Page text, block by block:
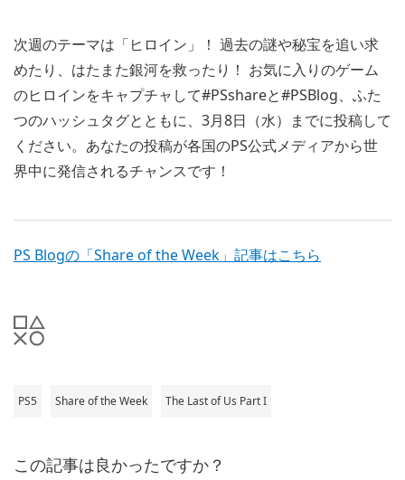
次週のテーマは「ヒロイン」！ 過去の謎や秘宝を追い求
めたり、はたまた銀河を救ったり！ お気に入りのゲーム
のヒロインをキャプチャして#PSshareと#PSBlog、ふた
つのハッシュタグとともに、3月8日（水）までに投稿して
ください。あなたの投稿が各国のPS公式メディアから世
界中に発信されるチャンスです！
PS Blogの「Share of the Week」記事はこちら
PS5 Share of the Week The Last of Us Part I
この記事は良かったですか？